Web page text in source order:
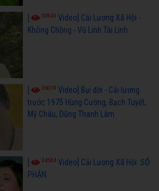
50843 Video] Cải Lương Xã Hội -
Không Chồng - Vũ Linh Tài Linh
36019 Video] Bụi đời - Cải lương
trước 1975 Hùng Cường, Bạch Tuyết,
Mỹ Châu, Dũng Thanh Lâm
34584 Video] Cải Lương Xã Hội: SỐ
PHẬN